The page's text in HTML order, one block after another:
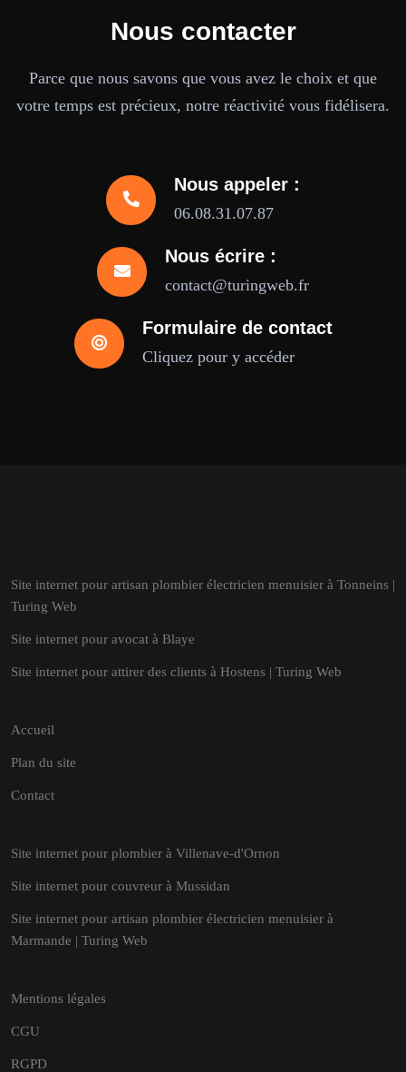
Nous contacter
Parce que nous savons que vous avez le choix et que
votre temps est précieux, notre réactivité vous fidélisera.
Nous appeler :
06.08.31.07.87
Nous écrire :
contact@turingweb.fr
Formulaire de contact
Cliquez pour y accéder
Site internet pour artisan plombier électricien menuisier à Tonneins |
Turing Web
Site internet pour avocat à Blaye
Site internet pour attirer des clients à Hostens | Turing Web
Accueil
Plan du site
Contact
Site internet pour plombier à Villenave-d'Ornon
Site internet pour couvreur à Mussidan
Site internet pour artisan plombier électricien menuisier à
Marmande | Turing Web
Mentions légales
CGU
RGPD